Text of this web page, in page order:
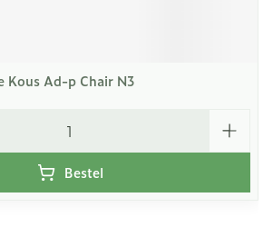
Kous Ad-p Chair N3
Bestel